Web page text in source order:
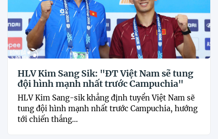
HLV Kim Sang Sik: "ĐT Việt Nam sẽ tung
đội hình mạnh nhất trước Campuchia"
HLV Kim Sang-sik khẳng định tuyển Việt Nam sẽ
tung đội hình mạnh nhất trước Campuchia, hướng
tới chiến thắng...